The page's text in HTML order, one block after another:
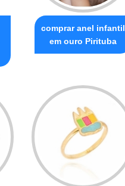
comprar anel infantil
em ouro Pirituba